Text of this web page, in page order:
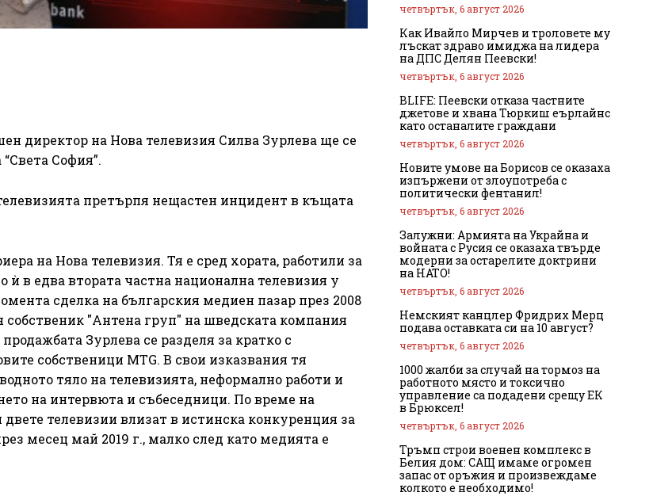
директор на Нова телевизия Силва Зурлева ще се
София”.
претърпя нещастен инцидент в къщата
на Нова телевизия. Тя е сред хората, работили за
в едва втората частна национална телевизия у
сделка на българския медиен пазар през 2008
собственик "Антена груп" на шведската компания
Зурлева се разделя за кратко с
собственици MTG. В свои изказвания тя
тяло на телевизията, неформално работи и
на интервюта и събеседници. По време на
телевизии влизат в истинска конкуренция за
месец май 2019 г., малко след като медията е
четвъртък, 6 август 2026
Как Ивайло Мирчев и троловете му
лъскат здраво имиджа на лидера
на ДПС Делян Пеевски!
четвъртък, 6 август 2026
BLIFE: Пеевски отказа частните
джетове и хвана Тюркиш еърлайнс
като останалите граждани
четвъртък, 6 август 2026
Новите умове на Борисов се оказаха
изпържени от злоупотреба с
политически фентанил!
четвъртък, 6 август 2026
Залужни: Армията на Украйна и
войната с Русия се оказаха твърде
модерни за остарелите доктрини
на НАТО!
четвъртък, 6 август 2026
Немският канцлер Фридрих Мерц
подава оставката си на 10 август?
четвъртък, 6 август 2026
1000 жалби за случай на тормоз на
работното място и токсично
управление са подадени срещу ЕК
в Брюксел!
четвъртък, 6 август 2026
Тръмп строи военен комплекс в
Белия дом: САЩ имаме огромен
запас от оръжия и произвеждаме
колкото е необходимо!